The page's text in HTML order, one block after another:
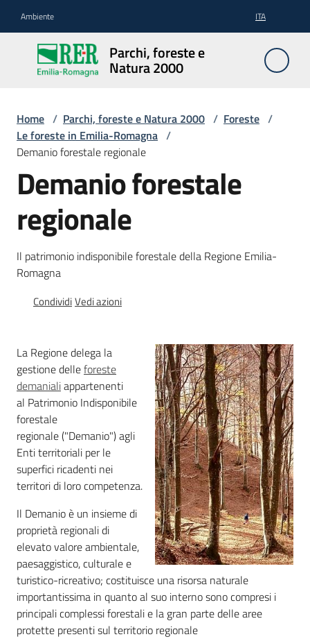
Ambiente ITA
Parchi, foreste e
Natura 2000
Parchi,
foreste
e
2000
Aree
Protette
Rete
Natura
Biodiversità
Consultazione
Seguici
su
Home / Parchi, foreste e Natura 2000 / Foreste /
Le foreste in Emilia-Romagna /
Demanio forestale regionale
Demanio forestale
regionale
Il patrimonio indisponibile forestale della Regione Emilia-
Romagna
CondividiVedi azioni
La Regione delega la
gestione delleforeste
demanialiappartenenti
al Patrimonio Indisponibile
forestale
regionale ("Demanio") agli
Enti territoriali per le
superfici ricadenti nei
territori di loro competenza.
Il Demanio è un insieme di
proprietà regionali di
elevato valore ambientale,
paesaggistico, culturale e
turistico-ricreativo; costituisce una risorsa naturale
importantissima in quanto al suo interno sono compresi i
principali complessi forestali e la gran parte delle aree
protette presenti sul territorio regionale